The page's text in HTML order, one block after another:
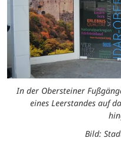
In der Obersteiner
eines Leerstandes auf
Bild: